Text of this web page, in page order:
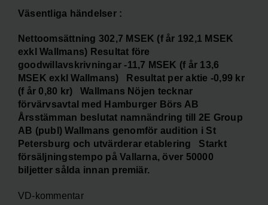
Väsentliga händelser :
Nettoomsättning 302,7 MSEK (f år 192,1 MSEK
exkl Wallmans) Resultat före
goodwillavskrivningar -11,7 MSEK (f år 13,6
MSEK exkl Wallmans) Resultat per aktie -0,99 kr
(f år 0,80 kr) Wallmans Nöjen tecknar
förvärvsavtal med Hamburger Börs AB
Årsstämman beslutat namnändring till 2E Group
AB (publ) Wallmans genomför audition i St
Petersburg och utvärderar etablering Starkt
försäljningstempo på Vallarna, över 50000
biljetter sålda innan premiär.
VD-kommentar